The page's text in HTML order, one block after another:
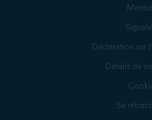
Déclaration sur
Détails de
Se